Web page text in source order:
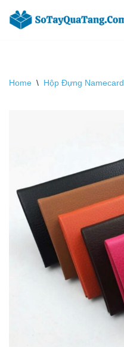
Chuyển
Home \ Hộp Đựng Namecard